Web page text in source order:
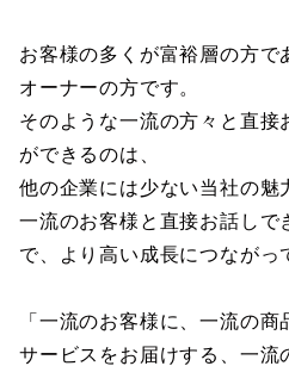
お客様の多くが富裕層の方で
オーナーの方です。
そのような一流の方々と直接
ができるのは、
他の企業には少ない当社の魅
一流のお客様と直接お話しで
で、より高い成長につながっ
「一流のお客様に、一流の商
サービスをお届けする、一流